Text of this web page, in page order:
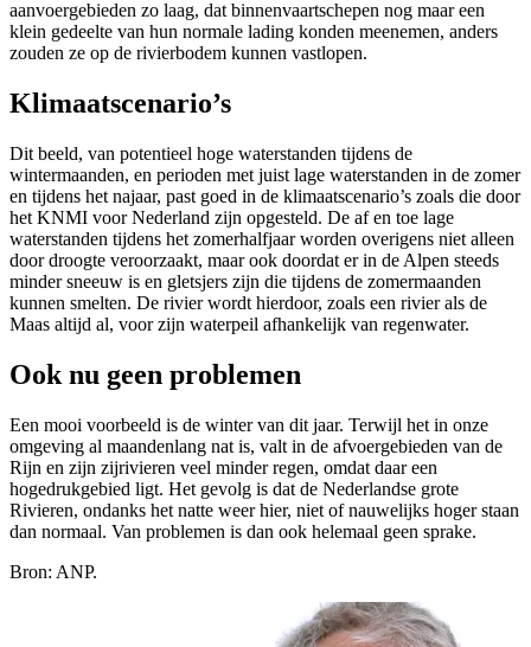
aanvoergebieden zo laag, dat binnenvaartschepen nog maar een
klein gedeelte van hun normale lading konden meenemen, anders
zouden ze op de rivierbodem kunnen vastlopen.
Klimaatscenario’s
Dit beeld, van potentieel hoge waterstanden tijdens de
wintermaanden, en perioden met juist lage waterstanden in de zomer
en tijdens het najaar, past goed in de klimaatscenario’s zoals die door
het KNMI voor Nederland zijn opgesteld. De af en toe lage
waterstanden tijdens het zomerhalfjaar worden overigens niet alleen
door droogte veroorzaakt, maar ook doordat er in de Alpen steeds
minder sneeuw is en gletsjers zijn die tijdens de zomermaanden
kunnen smelten. De rivier wordt hierdoor, zoals een rivier als de
Maas altijd al, voor zijn waterpeil afhankelijk van regenwater.
Ook nu geen problemen
Een mooi voorbeeld is de winter van dit jaar. Terwijl het in onze
omgeving al maandenlang nat is, valt in de afvoergebieden van de
Rijn en zijn zijrivieren veel minder regen, omdat daar een
hogedrukgebied ligt. Het gevolg is dat de Nederlandse grote
Rivieren, ondanks het natte weer hier, niet of nauwelijks hoger staan
dan normaal. Van problemen is dan ook helemaal geen sprake.
Bron: ANP.